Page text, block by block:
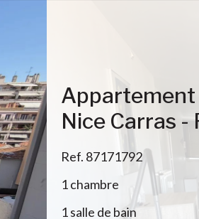
Appartement
Nice Carras -
Ref. 87171792
1 chambre
1 salle de bain